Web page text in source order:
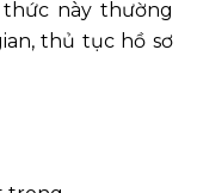
này thường
thủ tục hồ sơ